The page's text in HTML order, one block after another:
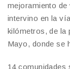
mejoramiento
intervino en la
kilómetros, de la
Mayo, donde se
14 comunidades